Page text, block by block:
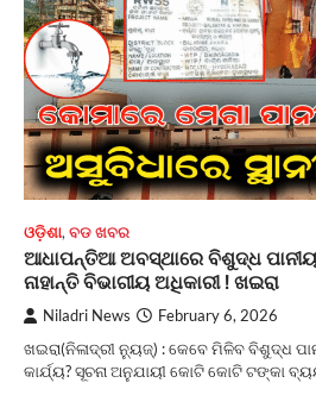
ଓଡ଼ିଶା, ବଡ ଖବର
ଆଧାପନ୍ତିଆ ଅବସ୍ଥାରେ ବିଶୁଦ୍ଧ
ନାହାନ୍ତି ବିଭାଗୀୟ ଅଧିକାରୀ ! ଖଇରା
Niladri News February 6, 2026
ଖଇରା(ନିଳାଦ୍ରୀ ନ୍ୟୁଜ୍) : କେବେ ମିଳିବ ବିଶୁଦ୍ଧ
କାର୍ଯ୍ୟ? ସୂଚନା ଅନୁଯାୟୀ କୋଟି କୋଟି ଟଙ୍କା